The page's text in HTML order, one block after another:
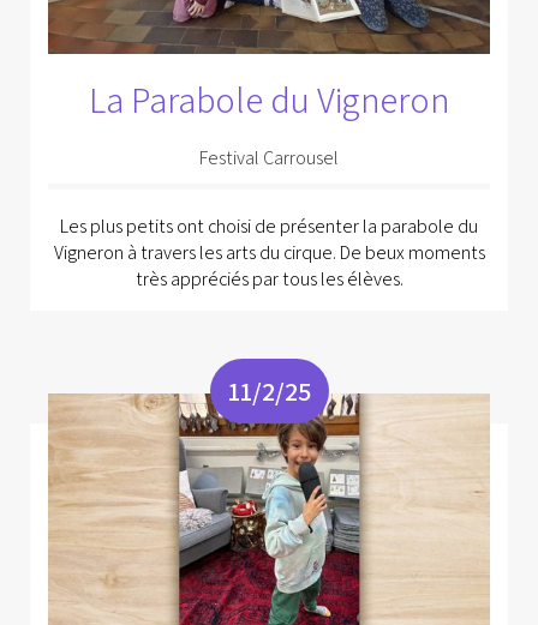
La Parabole du Vigneron
Festival Carrousel
Les plus petits ont choisi de présenter la parabole du
Vigneron à travers les arts du cirque. De beux moments
très appréciés par tous les élèves.
11/2/25